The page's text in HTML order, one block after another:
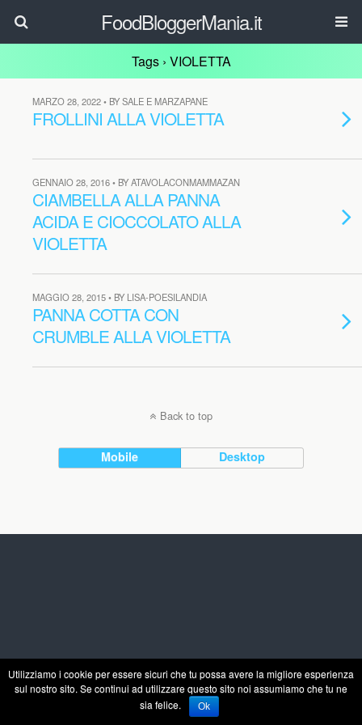
FoodBloggerMania.it
Tags › VIOLETTA
MARZO 28, 2022 • BY SALE E MARZAPANE
FROLLINI ALLA VIOLETTA
GENNAIO 28, 2016 • BY ATAVOLACONMAMMAZAN
CIAMBELLA ALLA PANNA
ACIDA E CIOCCOLATO ALLA
VIOLETTA
MAGGIO 28, 2015 • BY LISA-POESILANDIA
PANNA COTTA CON
CRUMBLE ALLA VIOLETTA
Back to top
Mobile Desktop
Utilizziamo i cookie per essere sicuri che tu possa avere la migliore esperienza
sul nostro sito. Se continui ad utilizzare questo sito noi assumiamo che tu ne
sia felice.
Ok